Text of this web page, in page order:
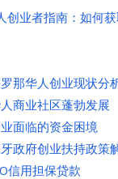
创业者指南：如何
那华人创业现状分
商业社区蓬勃发展
面临的资金困境
政府创业扶持政策
信用担保贷款